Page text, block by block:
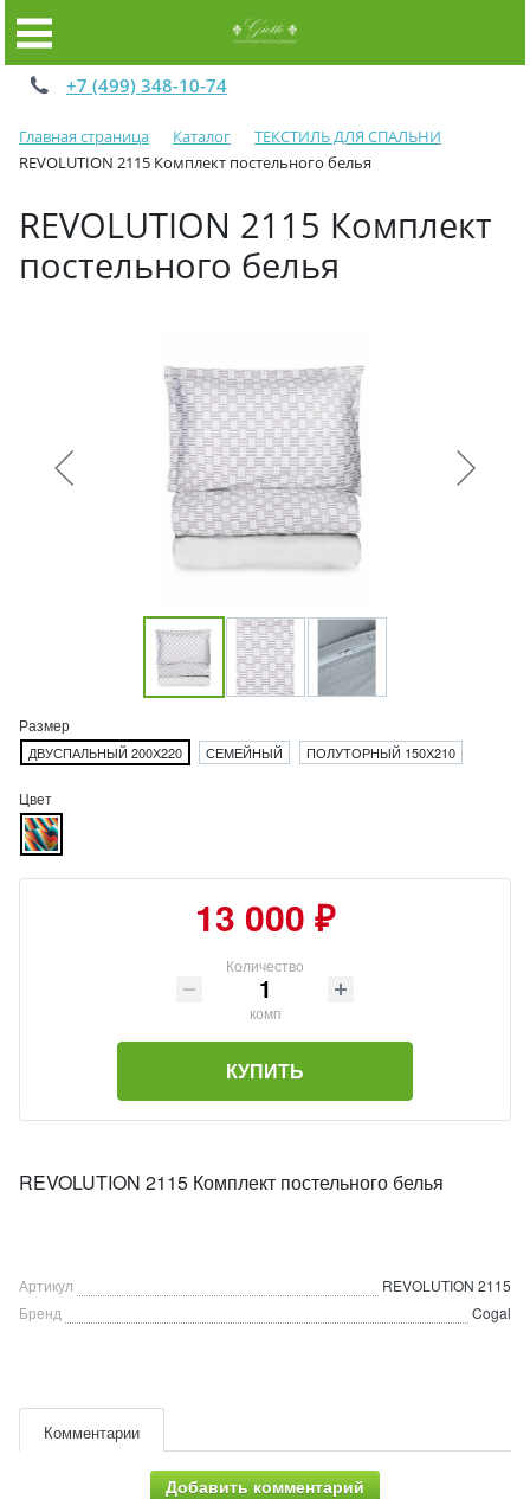
+7 (499) 348-10-74
Главная страница Каталог
ТЕКСТИЛЬ ДЛЯ СПАЛЬНИ
REVOLUTION 2115 Комплект постельного белья
REVOLUTION 2115 Комплект
постельного белья
Размер
ДВУСПАЛЬНЫЙ 200Х220 СЕМЕЙНЫЙ ПОЛУТОРНЫЙ 150Х210
Цвет
13 000 ₽
Количество
комп
КУПИТЬ
REVOLUTION 2115 Комплект постельного белья
Артикул
REVOLUTION 2115
Бренд
Cogal
Комментарии
Добавить комментарий